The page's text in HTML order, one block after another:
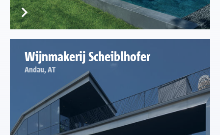
Wijnmakerij Scheiblhofer
Andau, AT